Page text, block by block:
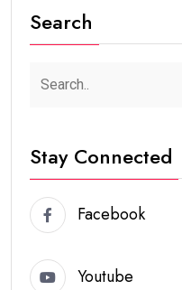
Search
Stay Connected
Facebook
Youtube